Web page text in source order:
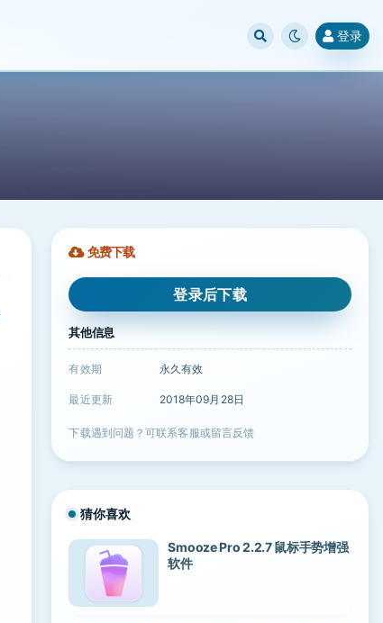
登录
免费下载
登录后下载
其他信息
有效期 永久有效
最近更新 2018年09月28日
下载遇到问题？可联系客服或留言反馈
猜你喜欢
Smooze Pro 2.2.7 鼠标手势增强
软件